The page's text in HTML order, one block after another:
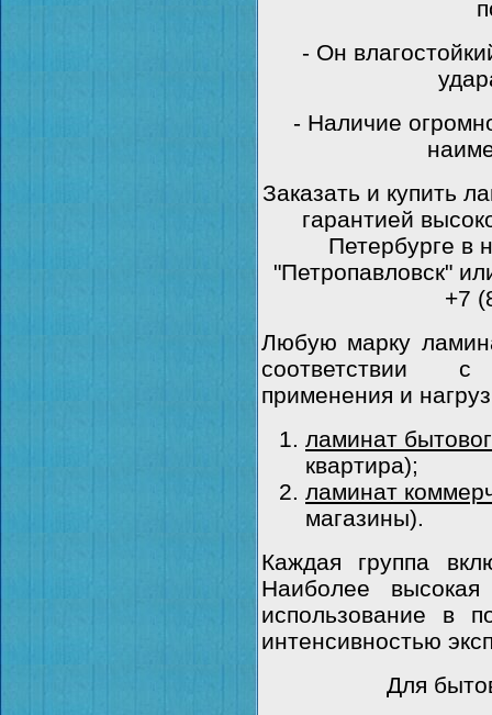
- Он
- Наличие
Заказать и купить
гарантией
Петербурге в
"Петропавловск"
+7
Любую марку
соответствии
применения и
ламинат
квартира);
ламинат
магазины).
Каждая группа
Наиболее
использование в
интенсивностью
Для